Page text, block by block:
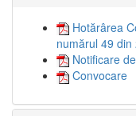
Hotărârea
numărul 49 din
Notificare
Convocare